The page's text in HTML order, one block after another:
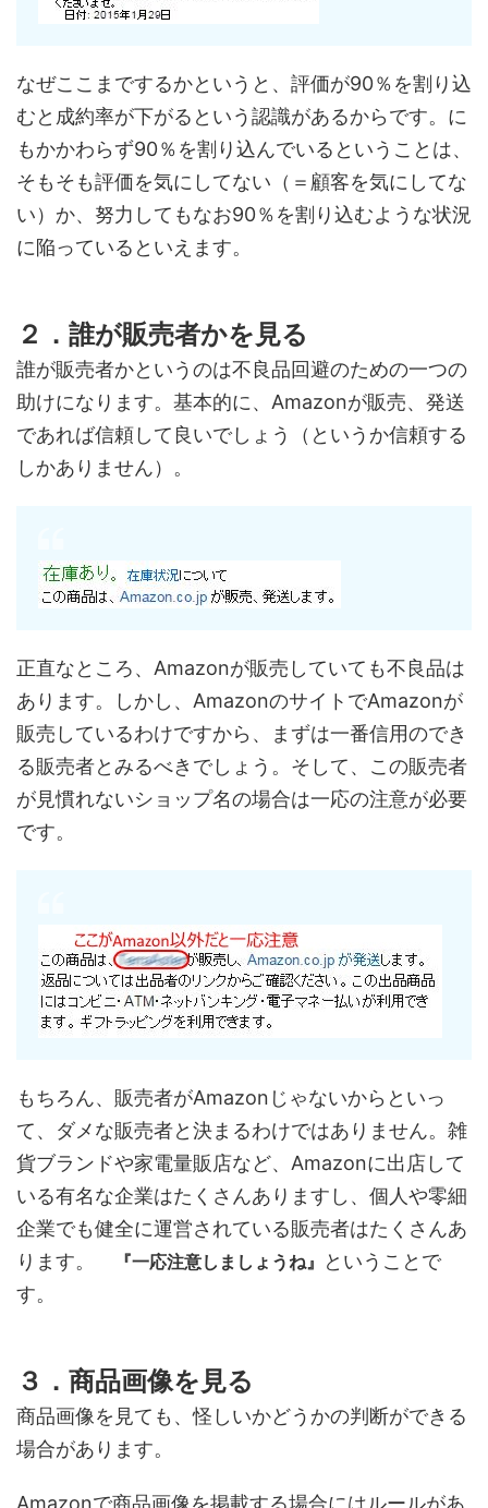
なぜここまでするかというと、評価が90％を割り込
むと成約率が下がるという認識があるからです。に
もかかわらず90％を割り込んでいるということは、
そもそも評価を気にしてない（＝顧客を気にしてな
い）か、努力してもなお90％を割り込むような状況
に陥っているといえます。
２．誰が販売者かを見る
誰が販売者かというのは不良品回避のための一つの
助けになります。基本的に、Amazonが販売、発送
であれば信頼して良いでしょう（というか信頼する
しかありません）。
正直なところ、Amazonが販売していても不良品は
あります。しかし、AmazonのサイトでAmazonが
販売しているわけですから、まずは一番信用のでき
る販売者とみるべきでしょう。そして、この販売者
が見慣れないショップ名の場合は一応の注意が必要
です。
もちろん、販売者がAmazonじゃないからといっ
て、ダメな販売者と決まるわけではありません。雑
貨ブランドや家電量販店など、Amazonに出店して
いる有名な企業はたくさんありますし、個人や零細
企業でも健全に運営されている販売者はたくさんあ
ります。
『一応注意しましょうね』 ということで
す。
３．商品画像を見る
商品画像を見ても、怪しいかどうかの判断ができる
場合があります。
Amazonで商品画像を掲載する場合にはルールがあ